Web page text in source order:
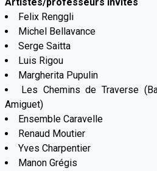
Felix Renggli
Michel Bellavance
Serge Saitta
Luis Rigou
Margherita Pupulin
Les Chemins de Traverse
Amiguet)
Ensemble Caravelle
Renaud Moutier
Yves Charpentier
Manon Grégis